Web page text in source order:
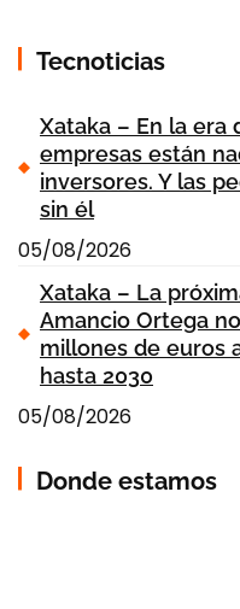
Tecnoticias
Xataka – En la era
empresas están
inversores. Y las
sin él
05/08/2026
Xataka – La
Amancio Ortega
millones de euros
hasta 2030
05/08/2026
Donde estamos